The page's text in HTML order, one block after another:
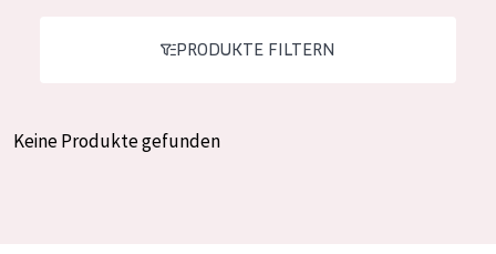
Spanish
PRODUKTE FILTERN
Keine Produkte gefunden